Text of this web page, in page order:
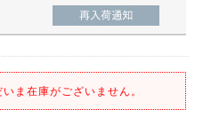
ま在庫がございません。